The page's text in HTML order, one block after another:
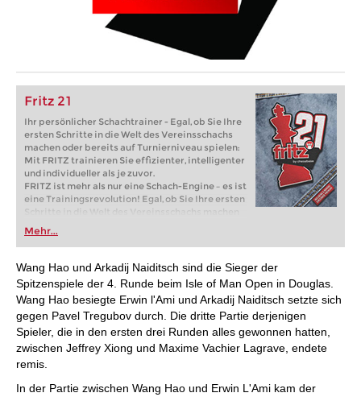
Fritz 21
Ihr persönlicher Schachtrainer - Egal, ob Sie Ihre
ersten Schritte in die Welt des Vereinsschachs
machen oder bereits auf Turnierniveau spielen:
Mit FRITZ trainieren Sie effizienter, intelligenter
und individueller als je zuvor.
FRITZ ist mehr als nur eine Schach-Engine – es ist
eine Trainingsrevolution! Egal, ob Sie Ihre ersten
Schritte in die Welt des Vereinsschachs machen
oder bereits auf Turnierniveau spielen: Mit
FRITZ trainieren Sie effizienter, intelligenter und
individueller als je zuvor.
Mehr...
Wang Hao und Arkadij Naiditsch sind die Sieger der
Spitzenspiele der 4. Runde beim Isle of Man Open in Douglas.
Wang Hao besiegte Erwin l'Ami und Arkadij Naiditsch setzte sich
gegen Pavel Tregubov durch. Die dritte Partie derjenigen
Spieler, die in den ersten drei Runden alles gewonnen hatten,
zwischen Jeffrey Xiong und Maxime Vachier Lagrave, endete
remis.
In der Partie zwischen Wang Hao und Erwin L'Ami kam der